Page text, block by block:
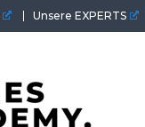
Unsere EXPERTS